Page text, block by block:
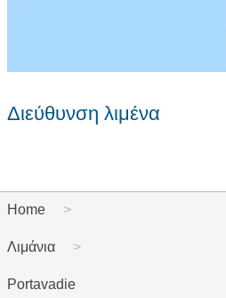
Διεύθυνση λιμένα
Home
Λιμάνια
Portavadie